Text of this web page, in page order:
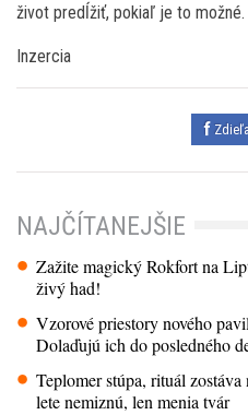
život predĺžiť, pokiaľ je to možné.
Inzercia
NAJČÍTANEJŠIE
Zažite magický Rokfort na
živý had!
Vzorové priestory nového
Dolaďujú ich do posledného
Teplomer stúpa, rituál
lete nemiznú, len menia tvár